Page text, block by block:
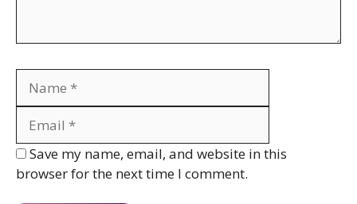
Save my name, email, and website in this
browser for the next time I comment.